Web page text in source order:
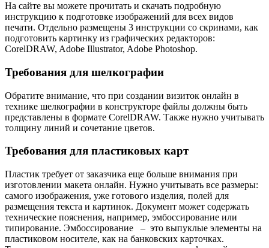
На сайте вы можете прочитать и скачать подробную
инструкцию к подготовке изображений для всех видов
печати. Отдельно размещены 3 инструкции со скринами, как
подготовить картинку из графических редакторов:
CorelDRAW, Adobe Illustrator, Adobe Photoshop.
Требования для шелкографии
Обратите внимание, что при создании визиток онлайн в
технике шелкографии в конструкторе файлы должны быть
представлены в формате CorelDRAW. Также нужно учитывать
толщину линий и сочетание цветов.
Требования для пластиковых карт
Пластик требует от заказчика еще больше внимания при
изготовлении макета онлайн. Нужно учитывать все размеры:
самого изображения, уже готового изделия, полей для
размещения текста и картинок. Документ может содержать
технические пояснения, например, эмбоссирование или
типирование. Эмбоссирование – это выпуклые элементы на
пластиковом носителе, как на банковских карточках.